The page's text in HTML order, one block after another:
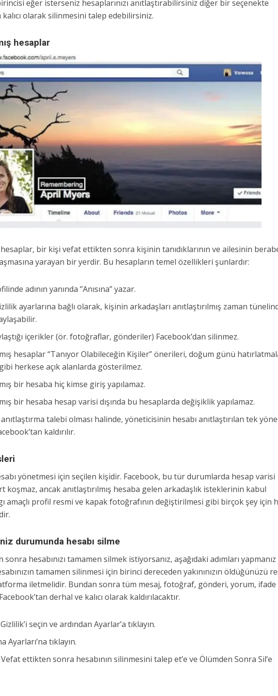
eğer isterseniz hesaplarınızı anıtlaştırabilirsiniz diğer bir seçenekte
kalıcı olarak silinmesini talep edebilirsiniz.
hesaplar
hesaplar, bir kişi vefat ettikten sonra kişinin tanıdıklarının ve ailesinin
yarayan bir yerdir. Bu hesapların temel özellikleri şunlardır:
adının yanında ‘’Anısına’’ yazar.
ayarlarına bağlı olarak, kişinin arkadaşları anıtlaştırılmış zaman
içerikler (ör. fotoğraflar, gönderiler) Facebook’dan silinmez.
hesaplar “Tanıyor Olabileceğin Kişiler” önerileri, doğum günü
herkese açık alanlarda gösterilmez.
bir hesaba hiç kimse giriş yapılamaz.
bir hesaba hesap varisi dışında bu hesaplarda değişiklik yapılamaz.
talebi olması halinde, yöneticisinin hesabı anıtlaştırılan tek
kaldırılır.
yönetmesi için seçilen kişidir. Facebook, bu tür durumlarda hesap varisi
koşmaz, ancak anıtlaştırılmış hesaba gelen arkadaşlık isteklerinin kabul
amaçlı profil resmi ve kapak fotoğrafının değiştirilmesi gibi birçok şey için
durumunda hesabı silme
hesabınızı tamamen silmek istiyorsanız, aşağıdaki adımları yapmanız
tamamen silinmesi için birinci dereceden yakınınızın öldüğünüzü
iletmelidir. Bundan sonra tüm mesaj, fotoğraf, gönderi, yorum, ifade
derhal ve kalıcı olarak kaldırılacaktır.
seçin ve ardından Ayarlar’a tıklayın.
Ayarları’na tıklayın.
Vefat ettikten sonra hesabının silinmesini talep et’e ve Ölümden Sonra Sil’e